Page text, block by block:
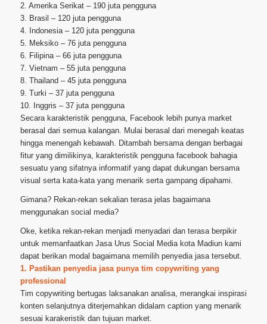
2. Amerika Serikat – 190 juta pengguna
3. Brasil – 120 juta pengguna
4. Indonesia – 120 juta pengguna
5. Meksiko – 76 juta pengguna
6. Filipina – 66 juta pengguna
7. Vietnam – 55 juta pengguna
8. Thailand – 45 juta pengguna
9. Turki – 37 juta pengguna
10. Inggris – 37 juta pengguna
Secara karakteristik pengguna, Facebook lebih punya market
berasal dari semua kalangan. Mulai berasal dari menegah keatas
hingga menengah kebawah. Ditambah bersama dengan berbagai
fitur yang dimilikinya, karakteristik pengguna facebook bahagia
sesuatu yang sifatnya informatif yang dapat dukungan bersama
visual serta kata-kata yang menarik serta gampang dipahami.
Gimana? Rekan-rekan sekalian terasa jelas bagaimana
menggunakan social media?
Oke, ketika rekan-rekan menjadi menyadari dan terasa berpikir
untuk memanfaatkan Jasa Urus Social Media kota Madiun kami
dapat berikan modal bagaimana memilih penyedia jasa tersebut.
1. Pastikan penyedia jasa punya tim copywriting yang
professional
Tim copywriting bertugas laksanakan analisa, merangkai inspirasi
konten selanjutnya diterjemahkan didalam caption yang menarik
sesuai karakeristik dan tujuan market.